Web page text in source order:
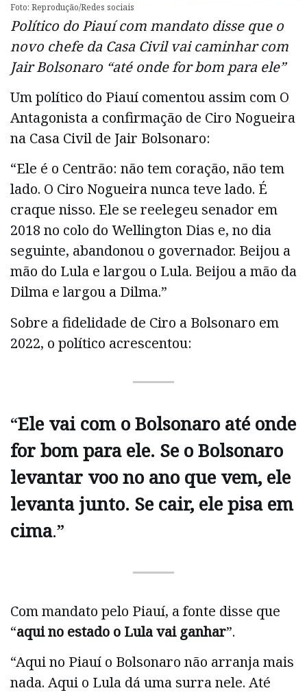
Foto: Reprodução/Redes sociais
Político do Piauí com mandato disse que o
novo chefe da Casa Civil vai caminhar com
Jair Bolsonaro “até onde for bom para ele”
Um político do Piauí comentou assim com O
Antagonista a confirmação de Ciro Nogueira
na Casa Civil de Jair Bolsonaro:
“Ele é o Centrão: não tem coração, não tem
lado. O Ciro Nogueira nunca teve lado. É
craque nisso. Ele se reelegeu senador em
2018 no colo do Wellington Dias e, no dia
seguinte, abandonou o governador. Beijou a
mão do Lula e largou o Lula. Beijou a mão da
Dilma e largou a Dilma.”
Sobre a fidelidade de Ciro a Bolsonaro em
2022, o político acrescentou:
“Ele vai com o Bolsonaro até onde
for bom para ele. Se o Bolsonaro
levantar voo no ano que vem, ele
levanta junto. Se cair, ele pisa em
cima.”
Com mandato pelo Piauí, a fonte disse que
“aqui no estado o Lula vai ganhar”.
“Aqui no Piauí o Bolsonaro não arranja mais
nada. Aqui o Lula dá uma surra nele. Até